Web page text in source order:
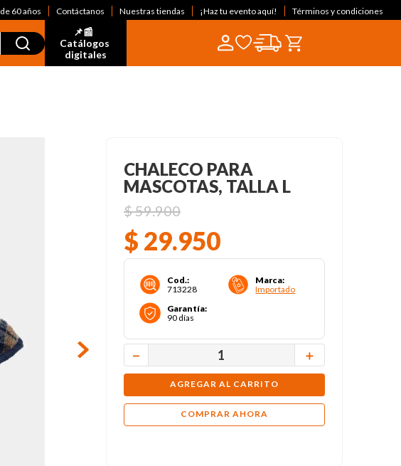
60 años Contáctanos Nuestras tiendas ¡Haz tu evento aquí! Términos y condiciones
📌📰
Catálogos
digitales
CHALECO PARA
MASCOTAS, TALLA L
$59.900
$ 29.950
Cod.:
713228
Marca:
Importado
Garantía:
90 días
＋
－
AGREGAR AL CARRITO
COMPRAR AHORA